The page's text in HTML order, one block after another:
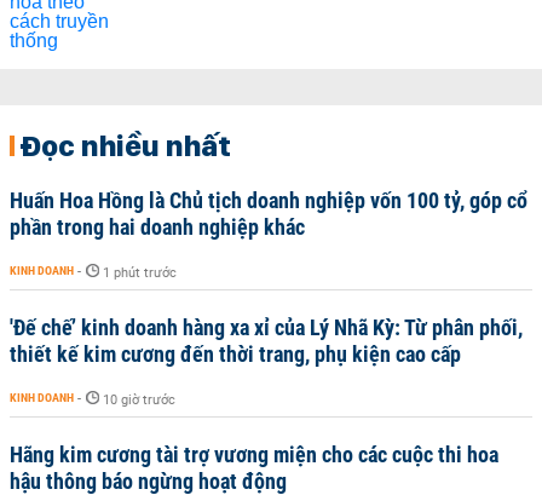
Đọc nhiều nhất
Huấn Hoa Hồng là Chủ tịch doanh nghiệp vốn 100 tỷ, góp cổ
phần trong hai doanh nghiệp khác
KINH DOANH - 1 phút trước
'Đế chế’ kinh doanh hàng xa xỉ của Lý Nhã Kỳ: Từ phân phối,
thiết kế kim cương đến thời trang, phụ kiện cao cấp
KINH DOANH - 10 giờ trước
Hãng kim cương tài trợ vương miện cho các cuộc thi hoa
hậu thông báo ngừng hoạt động